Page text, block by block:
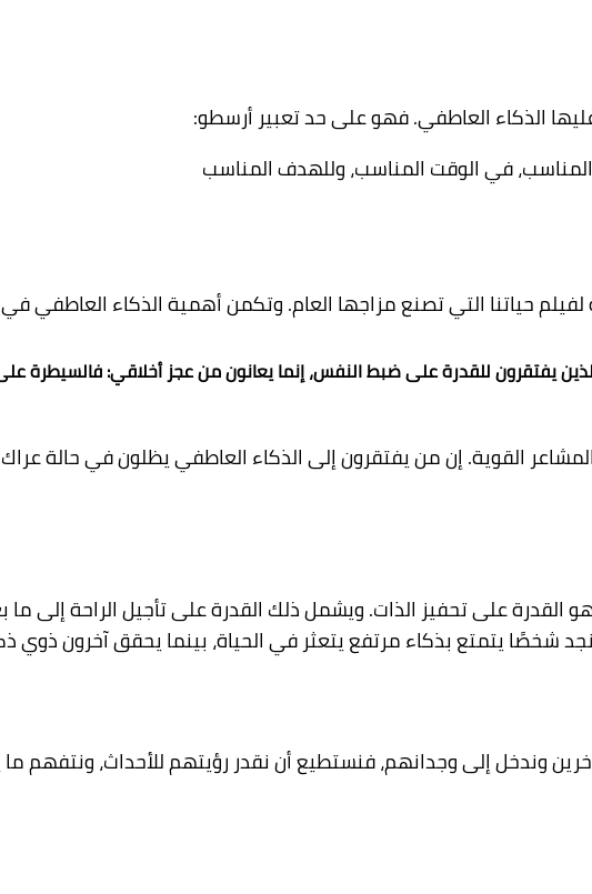
الذكاء العاطفي. فهو على حد تعبير أرسطو:
في الوقت المناسب، وللهدف المناسب
حياتنا التي تصنع مزاجها العام. وتكمن أهمية الذكاء العاطفي في
يفتقرون للقدرة على ضبط النفس، إنما يعانون من عجز أخلاقي: فالسيطرة
القوية. إن من يفتقرون إلى الذكاء العاطفي يظلون في حالة
القدرة على تحفيز الذات. ويشمل ذلك القدرة على تأجيل الراحة إلى
نجد شخصًا يتمتع بذكاء مرتفع يتعثر في الحياة، بينما يحقق آخرون
وندخل إلى وجدانهم، فنستطيع أن نقدر رؤيتهم للأحداث، ونتفهم